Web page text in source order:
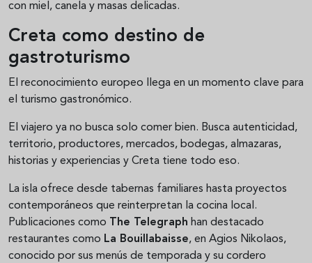
con miel, canela y masas delicadas.
Creta como destino de
gastroturismo
El reconocimiento europeo llega en un momento clave para
el turismo gastronómico.
El viajero ya no busca solo comer bien. Busca autenticidad,
territorio, productores, mercados, bodegas, almazaras,
historias y experiencias y Creta tiene todo eso.
La isla ofrece desde tabernas familiares hasta proyectos
contemporáneos que reinterpretan la cocina local.
Publicaciones como The Telegraph han destacado
restaurantes como La Bouillabaisse, en Agios Nikolaos,
conocido por sus menús de temporada y su cordero